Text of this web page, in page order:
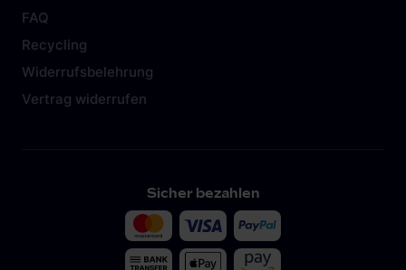
FAQ
Recycling
Widerrufsbelehrung
Vertrag widerrufen
Sicher bezahlen